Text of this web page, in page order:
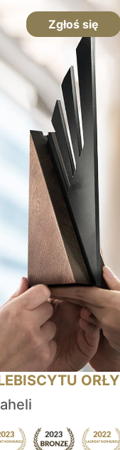
Zgłoś się
ORŁY